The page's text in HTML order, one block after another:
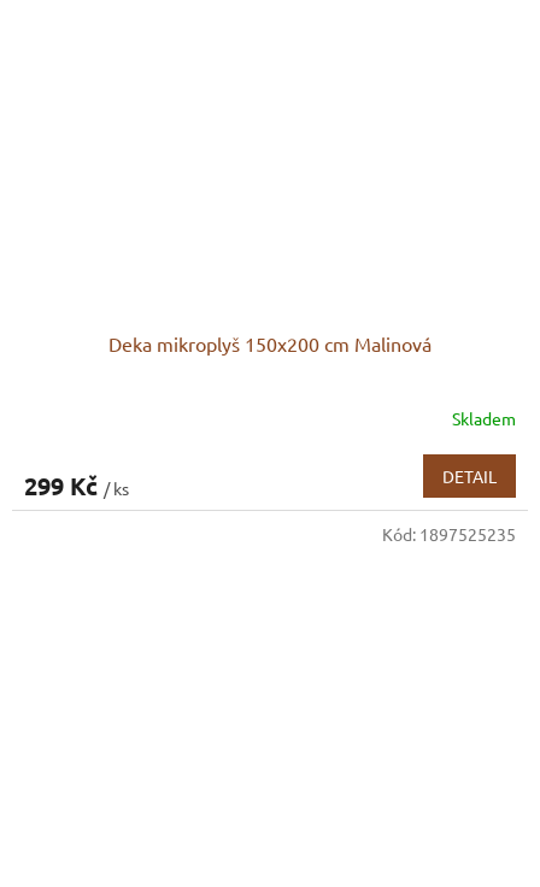
Deka mikroplyš 150x200 cm Malinová
Skladem
299 Kč / ks
DETAIL
Kód: 1897525235